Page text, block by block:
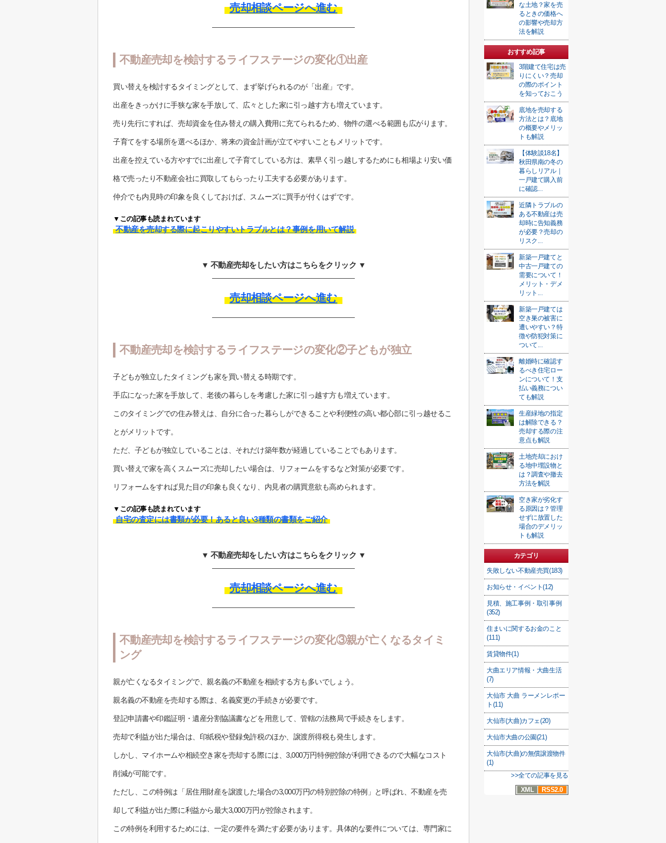
売却相談ページへ進む
不動産売却を検討するライフステージの変化①出産
買い替えを検討するタイミングとして、まず挙げられるのが「出産」です。
出産をきっかけに手狭な家を手放して、広々とした家に引っ越す方も増えています。
売り先行にすれば、売却資金を住み替えの購入費用に充てられるため、物件の選べる範囲も広がります。
子育てをする場所を選べるほか、将来の資金計画が立てやすいこともメリットです。
出産を控えている方やすでに出産して子育てしている方は、素早く引っ越しするためにも相場より安い価
格で売ったり不動産会社に買取してもらったり工夫する必要があります。
仲介でも内見時の印象を良くしておけば、スムーズに買手が付くはずです。
▼この記事も読まれています
不動産を売却する際に起こりやすいトラブルとは？事例を用いて解説
▼ 不動産売却をしたい方はこちらをクリック ▼
売却相談ページへ進む
不動産売却を検討するライフステージの変化②子どもが独立
子どもが独立したタイミングも家を買い替える時期です。
手広になった家を手放して、老後の暮らしを考慮した家に引っ越す方も増えています。
このタイミングでの住み替えは、自分に合った暮らしができることや利便性の高い都心部に引っ越せるこ
とがメリットです。
ただ、子どもが独立していることは、それだけ築年数が経過していることでもあります。
買い替えで家を高くスムーズに売却したい場合は、リフォームをするなど対策が必要です。
リフォームをすれば見た目の印象も良くなり、内見者の購買意欲も高められます。
▼この記事も読まれています
自宅の査定には書類が必要！あると良い3種類の書類をご紹介
▼ 不動産売却をしたい方はこちらをクリック ▼
売却相談ページへ進む
不動産売却を検討するライフステージの変化③親が亡くなるタイミ
ング
親が亡くなるタイミングで、親名義の不動産を相続する方も多いでしょう。
親名義の不動産を売却する際は、名義変更の手続きが必要です。
登記申請書や印鑑証明・遺産分割協議書などを用意して、管轄の法務局で手続きをします。
売却で利益が出た場合は、印紙税や登録免許税のほか、譲渡所得税も発生します。
しかし、マイホームや相続空き家を売却する際には、3,000万円特例控除が利用できるので大幅なコスト
削減が可能です。
ただし、この特例は「居住用財産を譲渡した場合の3,000万円の特別控除の特例」と呼ばれ、不動産を売
却して利益が出た際に利益から最大3,000万円が控除されます。
この特例を利用するためには、一定の要件を満たす必要があります。具体的な要件については、専門家に
な土地？家を売
るときの価格へ
の影響や売却方
法を解説
おすすめ記事
3階建て住宅は売
りにくい？売却
の際のポイント
を知っておこう
底地を売却する
方法とは？底地
の概要やメリッ
トも解説
【体験談18名】
秋田県南の冬の
暮らしリアル｜
一戸建て購入前
に確認...
近隣トラブルの
ある不動産は売
却時に告知義務
が必要？売却の
リスク...
新築一戸建てと
中古一戸建ての
需要について！
メリット・デメ
リット...
新築一戸建ては
空き巣の被害に
遭いやすい？特
徴や防犯対策に
ついて...
離婚時に確認す
るべき住宅ロー
ンについて！支
払い義務につい
ても解説
生産緑地の指定
は解除できる？
売却する際の注
意点も解説
土地売却におけ
る地中埋設物と
は？調査や撤去
方法を解説
空き家が劣化す
る原因は？管理
せずに放置した
場合のデメリッ
トも解説
カテゴリ
失敗しない不動産売買(183)
お知らせ・イベント(12)
見積、施工事例・取引事例
(352)
住まいに関するお金のこと
(111)
賃貸物件(1)
大曲エリア情報・大曲生活
(7)
大仙市 大曲 ラーメンレポー
ト(11)
大仙市(大曲)カフェ(20)
大仙市大曲の公園(21)
大仙市(大曲)の無償譲渡物件
(1)
>>全ての記事を見る
XML
RSS2.0